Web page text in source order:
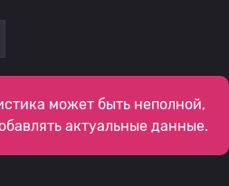
может быть неполной,
актуальные данные.